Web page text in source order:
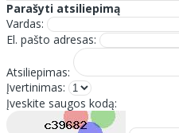
Parašyti atsiliepimą
Vardas:
El. pašto adresas:
Atsiliepimas:
Įvertinimas:
Įveskite saugos kodą: